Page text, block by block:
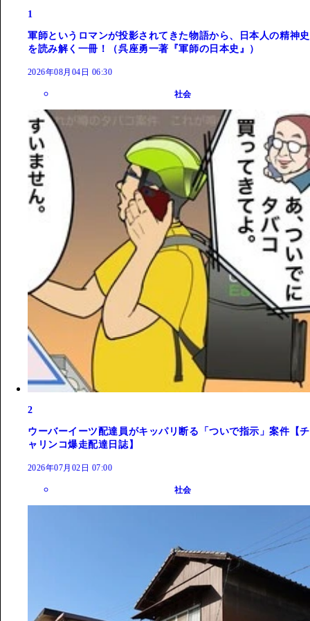
1
軍師というロマンが投影されてきた物語から、日本人の精神史
を読み解く一冊！（呉座勇一著『軍師の日本史』）
2026年08月04日 06:30
社会
2
ウーバーイーツ配達員がキッパリ断る「ついで指示」案件【チ
ャリンコ爆走配達日誌】
2026年07月02日 07:00
社会